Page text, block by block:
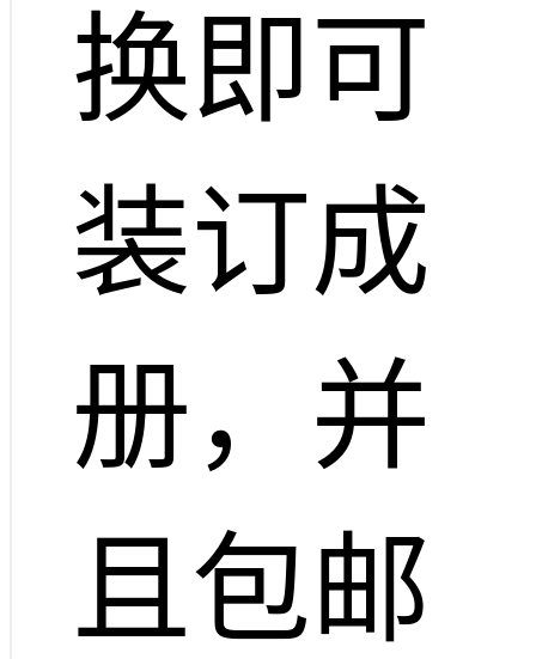
换即可
装订成
册，并
且包邮